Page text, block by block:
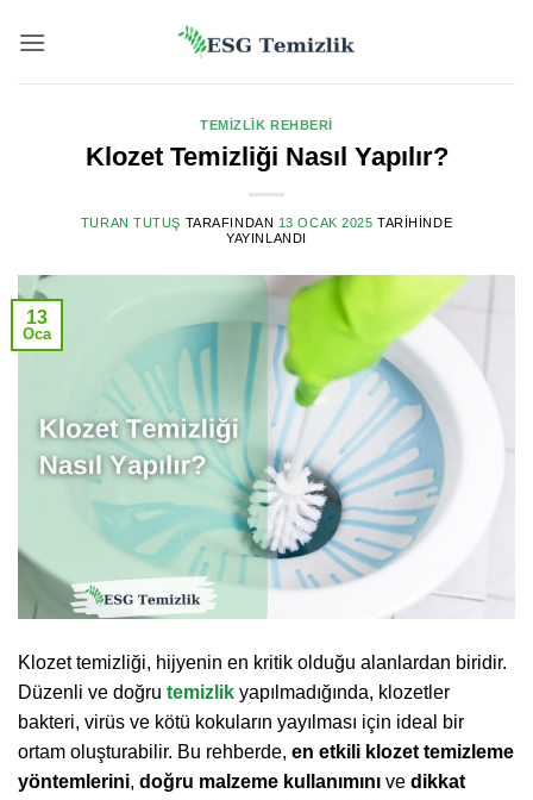
atla
TEMIZLIK REHBERI
Klozet Temizliği Nasıl Yapılır?
TURAN TUTUŞ TARAFINDAN 13 OCAK 2025 TARIHINDE
YAYINLANDI
13
Oca
Klozet temizliği, hijyenin en kritik olduğu alanlardan biridir.
Düzenli ve doğru temizlik yapılmadığında, klozetler
bakteri, virüs ve kötü kokuların yayılması için ideal bir
ortam oluşturabilir. Bu rehberde, en etkili klozet temizleme
yöntemlerini, doğru malzeme kullanımını ve dikkat